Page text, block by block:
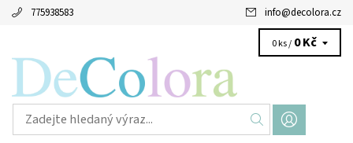
775938583 info@decolora.cz
0 ks / 0 Kč